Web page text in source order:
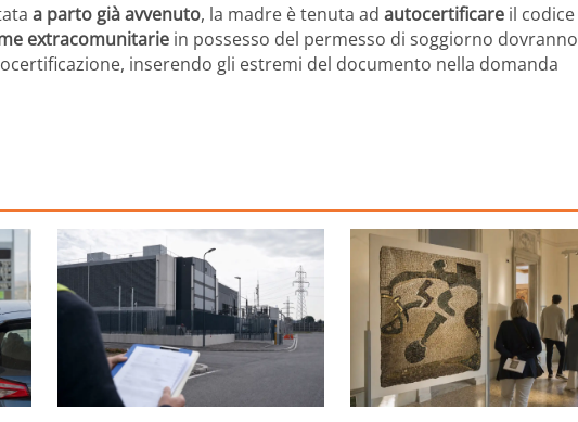
a parto già avvenuto, la madre è tenuta ad autocertificare il codice
extracomunitarie in possesso del permesso di soggiorno dovranno
inserendo gli estremi del documento nella domanda